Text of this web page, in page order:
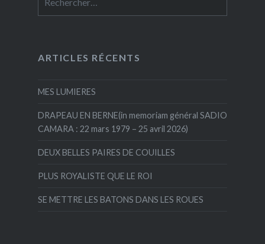
ARTICLES RÉCENTS
MES LUMIERES
DRAPEAU EN BERNE(in memoriam général SADIO
CAMARA : 22 mars 1979 – 25 avril 2026)
DEUX BELLES PAIRES DE COUILLES
PLUS ROYALISTE QUE LE ROI
SE METTRE LES BATONS DANS LES ROUES